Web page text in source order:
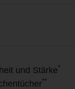
und Stärke*
**